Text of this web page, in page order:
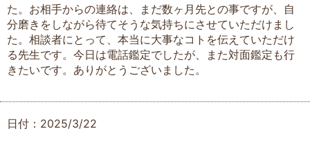
た。お相手からの連絡は、まだ数ヶ月先との事ですが、自
分磨きをしながら待てそうな気持ちにさせていただけまし
た。相談者にとって、本当に大事なコトを伝えていただけ
る先生です。今日は電話鑑定でしたが、また対面鑑定も行
きたいです。ありがとうございました。
日付：2025/3/22